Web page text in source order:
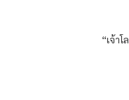
“เจ้า